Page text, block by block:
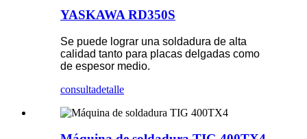
YASKAWA RD350S
Se puede lograr una soldadura de alta
calidad tanto para placas delgadas como
de espesor medio.
consultadetalle